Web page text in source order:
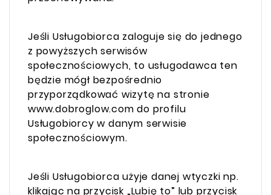
Jeśli Usługobiorca zaloguje się do jednego
z powyższych serwisów
społecznościowych, to usługodawca ten
będzie mógł bezpośrednio
przyporządkować wizytę na stronie
www.dobroglow.com do profilu
Usługobiorcy w danym serwisie
społecznościowym.
Jeśli Usługobiorca użyje danej wtyczki np.
klikając na przycisk „Lubię to” lub przycisk